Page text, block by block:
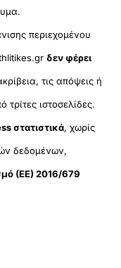
περιεχομένου
δεν φέρει
τις απόψεις ή
ιστοσελίδες.
στατιστικά, χωρίς
δεδομένων,
(ΕΕ) 2016/679